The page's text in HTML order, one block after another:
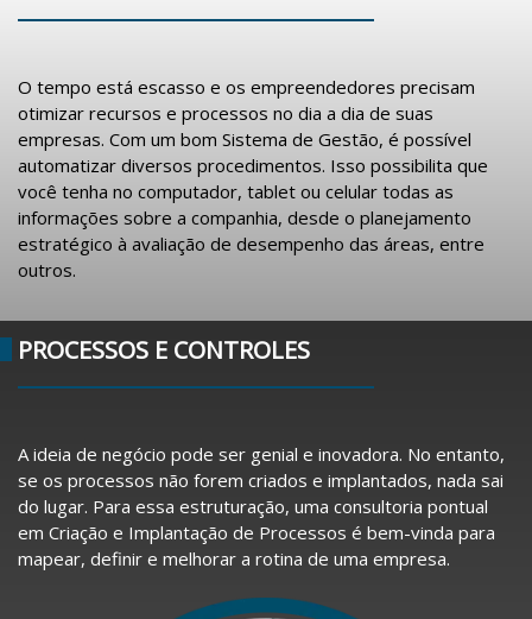
O tempo está escasso e os empreendedores precisam
otimizar recursos e processos no dia a dia de suas
empresas. Com um bom Sistema de Gestão, é possível
automatizar diversos procedimentos. Isso possibilita que
você tenha no computador, tablet ou celular todas as
informações sobre a companhia, desde o planejamento
estratégico à avaliação de desempenho das áreas, entre
outros.
PROCESSOS E CONTROLES
A ideia de negócio pode ser genial e inovadora. No entanto,
se os processos não forem criados e implantados, nada sai
do lugar. Para essa estruturação, uma consultoria pontual
em Criação e Implantação de Processos é bem-vinda para
mapear, definir e melhorar a rotina de uma empresa.